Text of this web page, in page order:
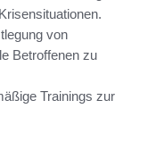
von
Betroffenen zu
Trainings zur